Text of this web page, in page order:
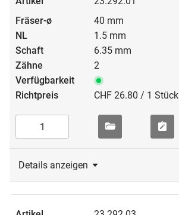
40 mm
1.5 mm
6.35 mm
2
CHF 26.80 / 1 Stück
Details anzeigen